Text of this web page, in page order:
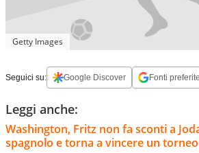
Getty Images
Seguici su: Google Discover Fonti preferite
Leggi anche:
Washington, Fritz non fa sconti a
spagnolo e torna a vincere un